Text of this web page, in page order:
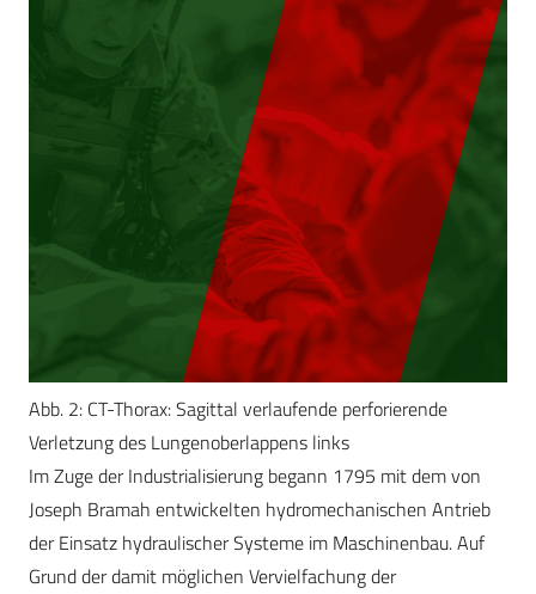
Abb. 2: CT-Thorax: Sagittal verlaufende perforierende
Verletzung des Lungenoberlappens links
Im Zuge der Industrialisierung begann 1795 mit dem von
Joseph Bramah entwickelten hydromechanischen Antrieb
der Einsatz hydraulischer Systeme im Maschinenbau. Auf
Grund der damit möglichen Vervielfachung der